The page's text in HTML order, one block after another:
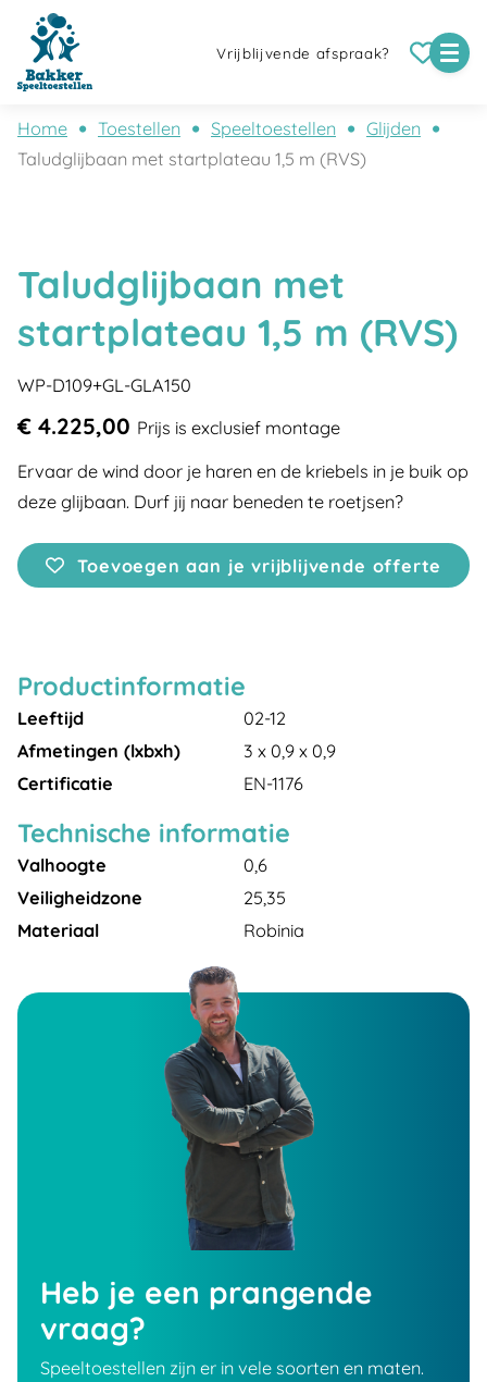
Vrijblijvende afspraak?
Home Toestellen Speeltoestellen
Glijden
Taludglijbaan met startplateau 1,5 m (RVS)
Taludglijbaan met
startplateau 1,5 m (RVS)
WP-D109+GL-GLA150
€ 4.225,00 Prijs is exclusief montage
Ervaar de wind door je haren en de kriebels in je buik op
deze glijbaan. Durf jij naar beneden te roetjsen?
Toevoegen aan je vrijblijvende offerte
Productinformatie
Leeftijd
02-12
Afmetingen (lxbxh)
3 x 0,9 x 0,9
Certificatie
EN-1176
Technische informatie
Valhoogte
0,6
Veiligheidzone
25,35
Materiaal
Robinia
Heb je een prangende
vraag?
Speeltoestellen zijn er in vele soorten en maten.